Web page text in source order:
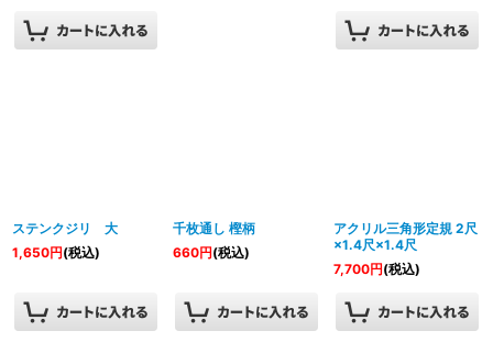
ステンクジリ 大
1,650円(税込)
千枚通し 樫柄
660円(税込)
アクリル三角形定規 2尺
×1.4尺×1.4尺
7,700円(税込)